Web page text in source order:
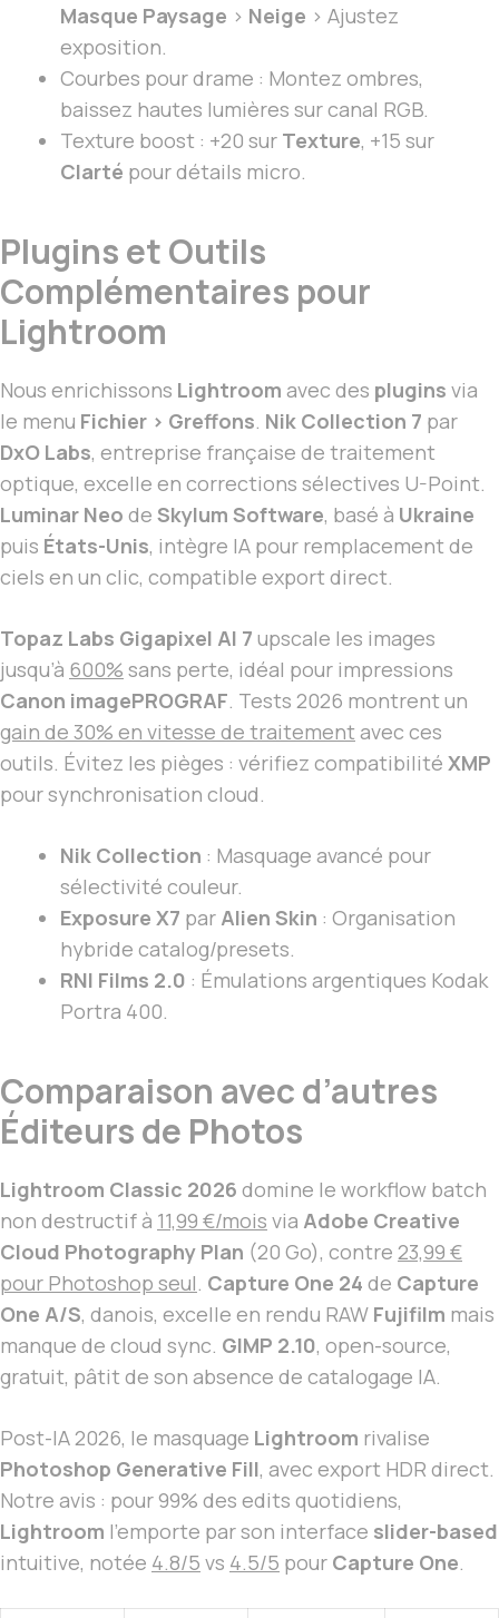
Masque Paysage > Neige > Ajustez
exposition.
Courbes pour drame : Montez ombres,
baissez hautes lumières sur canal RGB.
Texture boost : +20 sur Texture, +15 sur
Clarté pour détails micro.
Plugins et Outils
Complémentaires pour
Lightroom
Nous enrichissons Lightroom avec des plugins via
le menu Fichier > Greffons. Nik Collection 7 par
DxO Labs, entreprise française de traitement
optique, excelle en corrections sélectives U-Point.
Luminar Neo de Skylum Software, basé à Ukraine
puis États-Unis, intègre IA pour remplacement de
ciels en un clic, compatible export direct.
Topaz Labs Gigapixel AI 7 upscale les images
jusqu’à 600% sans perte, idéal pour impressions
Canon imagePROGRAF. Tests 2026 montrent un
gain de 30% en vitesse de traitement avec ces
outils. Évitez les pièges : vérifiez compatibilité XMP
pour synchronisation cloud.
Nik Collection : Masquage avancé pour
sélectivité couleur.
Exposure X7 par Alien Skin : Organisation
hybride catalog/presets.
RNI Films 2.0 : Émulations argentiques Kodak
Portra 400.
Comparaison avec d’autres
Éditeurs de Photos
Lightroom Classic 2026 domine le workflow batch
non destructif à 11,99 €/mois via Adobe Creative
Cloud Photography Plan (20 Go), contre 23,99 €
pour Photoshop seul. Capture One 24 de Capture
One A/S, danois, excelle en rendu RAW Fujifilm mais
manque de cloud sync. GIMP 2.10, open-source,
gratuit, pâtit de son absence de catalogage IA.
Post-IA 2026, le masquage Lightroom rivalise
Photoshop Generative Fill, avec export HDR direct.
Notre avis : pour 99% des edits quotidiens,
Lightroom l’emporte par son interface slider-based
intuitive, notée 4.8/5 vs 4.5/5 pour Capture One.